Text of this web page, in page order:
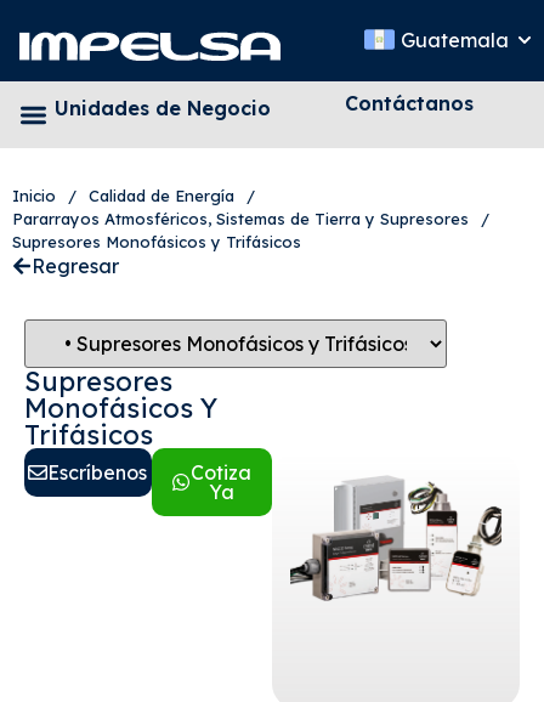
Guatemala
Unidades de Negocio Contáctanos
Inicio / Calidad de Energía
/
Pararrayos Atmosféricos, Sistemas de Tierra y Supresores
/
Supresores Monofásicos y Trifásicos
Regresar
Supresores
Monofásicos Y
Trifásicos
Escríbenos
Cotiza
Ya